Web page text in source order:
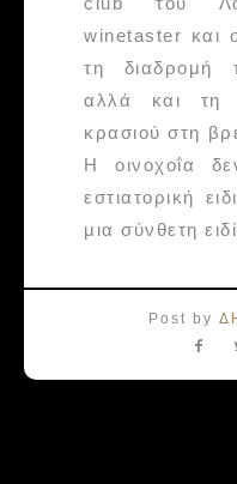
winetaster και
τη διαδρομή
αλλά και τη
κρασιού στη
H οινοχοΐα
εστιατορική
μια σύνθετη
Post by